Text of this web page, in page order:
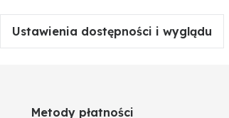
Ustawienia dostępności i wyglądu
Metody płatności